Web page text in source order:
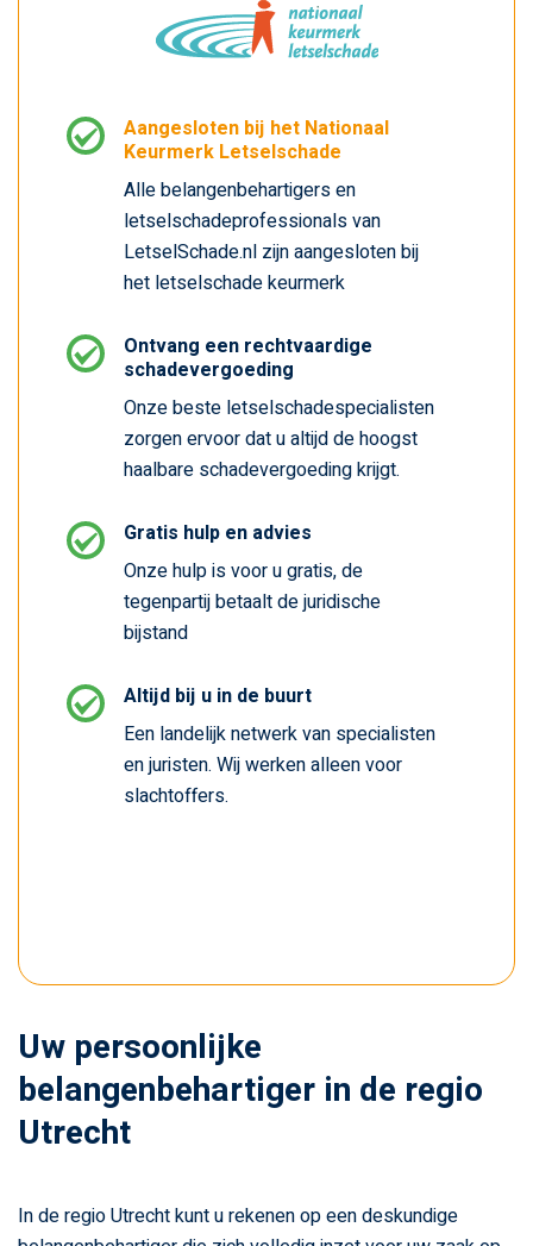
Aangesloten bij het Nationaal
Keurmerk Letselschade
Alle belangenbehartigers en
letselschadeprofessionals van
LetselSchade.nl zijn aangesloten bij
het letselschade keurmerk
Ontvang een rechtvaardige
schadevergoeding
Onze beste letselschadespecialisten
zorgen ervoor dat u altijd de hoogst
haalbare schadevergoeding krijgt.
Gratis hulp en advies
Onze hulp is voor u gratis, de
tegenpartij betaalt de juridische
bijstand
Altijd bij u in de buurt
Een landelijk netwerk van specialisten
en juristen. Wij werken alleen voor
slachtoffers.
Uw persoonlijke
belangenbehartiger in de regio
Utrecht
In de regio Utrecht kunt u rekenen op een deskundige